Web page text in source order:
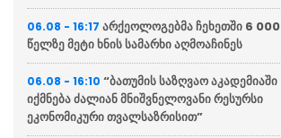
06.08 - 16:17 არქეოლოგებმა ჩეხეთში 6 000
წელზე მეტი ხნის სამარხი აღმოაჩინეს
06.08 - 16:10 “ბათუმის საზღვაო აკადემიაში
იქმნება ძალიან მნიშვნელოვანი რესურსი
ეკონომიკური თვალსაზრისით”